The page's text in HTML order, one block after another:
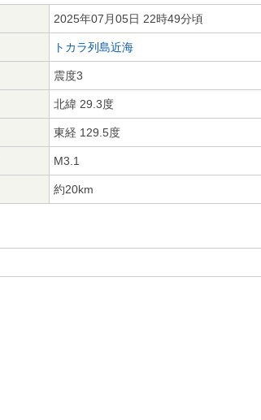
2025年07月05日 22時49分頃
トカラ列島近海
震度3
北緯 29.3度
東経 129.5度
M3.1
約20km